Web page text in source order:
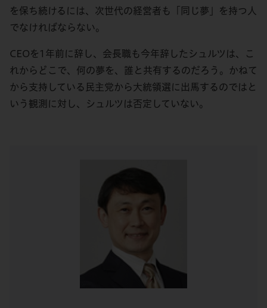
を保ち続けるには、次世代の経営者も「同じ夢」を持つ人
でなければならない。
CEOを1年前に辞し、会長職も今年辞したシュルツは、こ
れからどこで、何の夢を、誰と共有するのだろう。かねて
から支持している民主党から大統領選に出馬するのではと
いう観測に対し、シュルツは否定していない。